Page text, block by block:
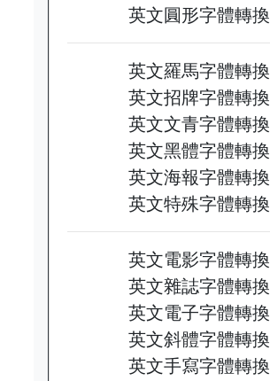
英文圓形字體轉換
英文羅馬字體轉換
英文招牌字體轉換
英文文青字體轉換
英文黑體字體轉換
英文海報字體轉換
英文特殊字體轉換
英文電影字體轉換
英文雜誌字體轉換
英文電子字體轉換
英文斜體字體轉換
英文手寫字體轉換